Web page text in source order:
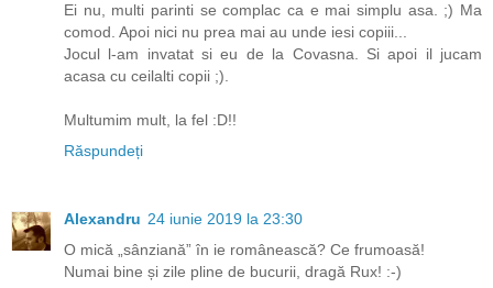
Ei nu, multi parinti se complac ca e mai simplu asa. ;) Ma
comod. Apoi nici nu prea mai au unde iesi copiii...
Jocul l-am invatat si eu de la Covasna. Si apoi il jucam
acasa cu ceilalti copii ;).
Multumim mult, la fel :D!!
Răspundeți
Alexandru 24 iunie 2019 la 23:30
O mică „sânziană” în ie românească? Ce frumoasă!
Numai bine și zile pline de bucurii, dragă Rux! :-)